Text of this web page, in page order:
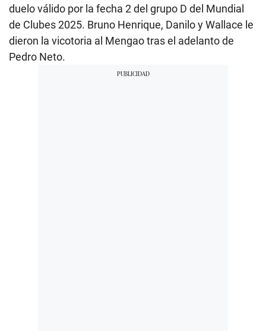
duelo válido por la fecha 2 del grupo D del Mundial
de Clubes 2025. Bruno Henrique, Danilo y Wallace le
dieron la vicotoria al Mengao tras el adelanto de
Pedro Neto.